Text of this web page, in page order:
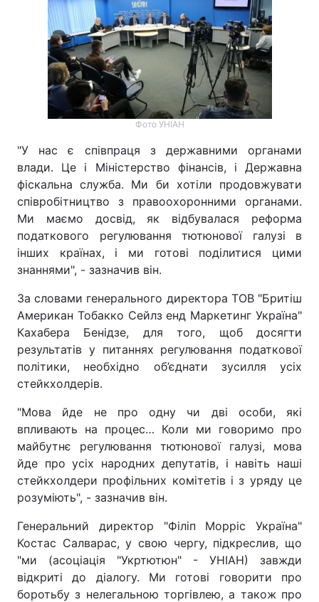
Тема оформлення
Фото УНІАН
"У нас є співпраця з державними органами
влади. Це і Міністерство фінансів, і Державна
фіскальна служба. Ми би хотіли продовжувати
співробітництво з правоохоронними органами.
Ми маємо досвід, як відбувалася реформа
податкового регулювання тютюнової галузі в
інших країнах, і ми готові поділитися цими
знаннями", - зазначив він.
За словами генерального директора ТОВ "Бритіш
Американ Тобакко Сейлз енд Маркетинг Україна"
Кахабера Бенідзе, для того, щоб досягти
результатів у питаннях регулювання податкової
політики, необхідно об’єднати зусилля усіх
стейкхолдерів.
"Мова йде не про одну чи дві особи, які
впливають на процес… Коли ми говоримо про
майбутнє регулювання тютюнової галузі, мова
йде про усіх народних депутатів, і навіть наші
стейкхолдери профільних комітетів і з уряду це
розуміють", - зазначив він.
Генеральний директор "Філіп Морріс Україна"
Костас Салварас, у свою чергу, підкреслив, що
"ми (асоціація "Укртютюн" - УНІАН) завжди
відкриті до діалогу. Ми готові говорити про
боротьбу з нелегальною торгівлею, а також про